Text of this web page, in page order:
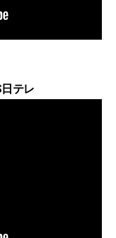
テレ